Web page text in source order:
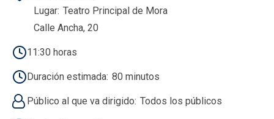
Lugar Teatro Principal de Mora
Calle Ancha, 20
11:30 horas
Duración estimada 80 minutos
Público al que va dirigido Todos los públicos